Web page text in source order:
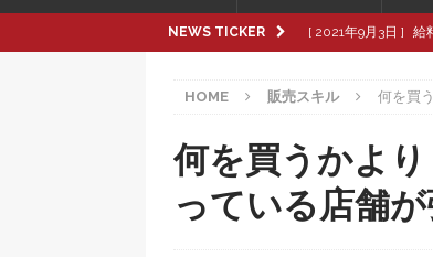
NEWS TICKER [ 2021年9月3日 ] 給
[ 2021年8月8日 ] 退
[ 2021年8月6日 ] 転
[ 2021年9月16日 ]
HOME 販売スキル 何を買
何を買うかよ
っている店舗が